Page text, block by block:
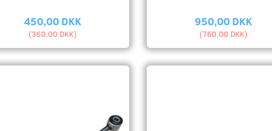
450,00 DKK
(360,00 DKK)
950,00 DKK
(760,00 DKK)